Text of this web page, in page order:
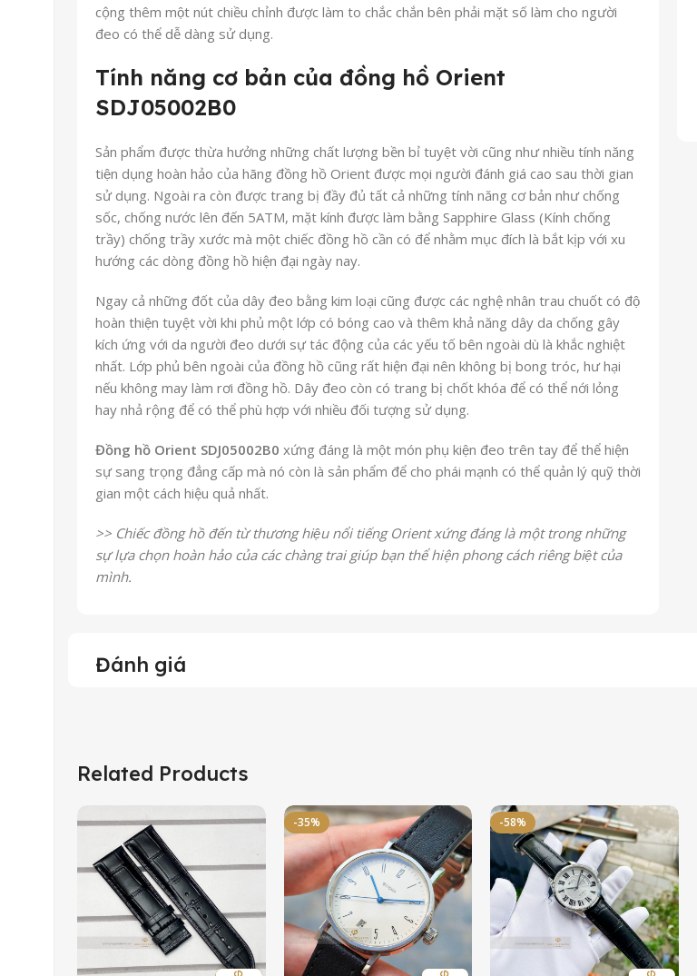
cộng thêm một nút chiều chỉnh được làm to chắc chắn bên phải mặt số làm cho người
đeo có thể dễ dàng sử dụng.
Tính năng cơ bản của đồng hồ Orient
SDJ05002B0
Sản phẩm được thừa hưởng những chất lượng bền bỉ tuyệt vời cũng như nhiều tính năng
tiện dụng hoàn hảo của hãng đồng hồ Orient được mọi người đánh giá cao sau thời gian
sử dụng. Ngoài ra còn được trang bị đầy đủ tất cả những tính năng cơ bản như chống
sốc, chống nước lên đến 5ATM, mặt kính được làm bằng Sapphire Glass (Kính chống
trầy) chống trầy xước mà một chiếc đồng hồ cần có để nhằm mục đích là bắt kịp với xu
hướng các dòng đồng hồ hiện đại ngày nay.
Ngay cả những đốt của dây đeo bằng kim loại cũng được các nghệ nhân trau chuốt có độ
hoàn thiện tuyệt vời khi phủ một lớp có bóng cao và thêm khả năng dây da chống gây
kích ứng với da người đeo dưới sự tác động của các yếu tố bên ngoài dù là khắc nghiệt
nhất. Lớp phủ bên ngoài của đồng hồ cũng rất hiện đại nên không bị bong tróc, hư hại
nếu không may làm rơi đồng hồ. Dây đeo còn có trang bị chốt khóa để có thể nới lỏng
hay nhả rộng để có thể phù hợp với nhiều đối tượng sử dụng.
Đồng hồ Orient SDJ05002B0 xứng đáng là một món phụ kiện đeo trên tay để thể hiện
sự sang trọng đẳng cấp mà nó còn là sản phẩm để cho phái mạnh có thể quản lý quỹ thời
gian một cách hiệu quả nhất.
>> Chiếc đồng hồ đến từ thương hiệu nổi tiếng Orient xứng đáng là một trong những
sự lựa chọn hoàn hảo của các chàng trai giúp bạn thể hiện phong cách riêng biệt của
mình.
Đánh giá
Related Products
-35% -58%